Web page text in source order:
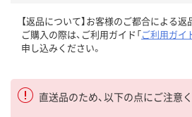
【返品について】お客様のご都合による返
ご購入の際は、ご利用ガイド「ご利用ガイ
申し込みください。
直送品のため、以下の点にご注意く